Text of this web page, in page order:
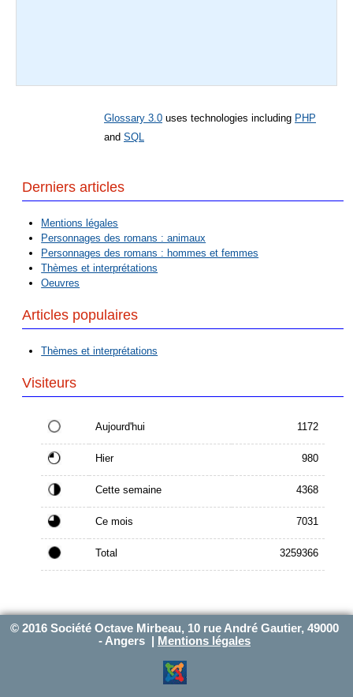
Glossary 3.0 uses technologies including PHP
and SQL
Derniers articles
Mentions légales
Personnages des romans : animaux
Personnages des romans : hommes et femmes
Thèmes et interprétations
Oeuvres
Articles populaires
Thèmes et interprétations
Visiteurs
Aujourd'hui 1172
Hier 980
Cette semaine 4368
Ce mois 7031
Total 3259366
© 2016 Société Octave Mirbeau, 10 rue André Gautier, 49000
- Angers |
Mentions légales